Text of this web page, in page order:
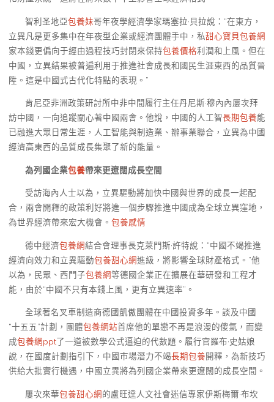
智利圣地亞包養妹哥年夜學經濟學家瑪塞拉·貝拉說：“在東方，
立異凡是更多集中在年夜型企業或經濟團體手中，私甜心寶貝包養網
家本錢更偏向于經由過程技巧封閉來保持包養價格利潤和上風。但在
中國，立異結果被普遍利用于推進社會成長和國民生涯東西的品質晉
陞。這是中國式古代化特點的表現。”
肯尼亞非洲政策研討所中非中間履行主任丹尼斯·穆內內屢次拜
訪中國，一向追蹤關心著中國兩會。他說，中國的人工智長期包養能
已融進大眾日常生涯，人工智能與制造業、辦事業聯合，立異為中國
經濟高東西的品質成長集聚了新的能量。
為列國企業包養帶來更遼闊成長空間
受訪海內人士以為，立異驅動將加快中國與世界的成長一起配
合，兩會開釋的政策利好將進一個步驟推進中國成為全球立異窪地，
為世界經濟帶來宏大機會。 包養感情
德中經濟包養網結合會理事長克萊門斯·許特說：“中國不竭推進
經濟向效力和立異驅動包養甜心網進級，將影響全球財產格式。”他
以為，民眾、西門子包養網等德國企業正在擴展在華研發和工程才
能，由於“中國不只有本錢上風，更有立異速率”。
全球著名叉車制造商德國凱傲團體在中國投資多年。談及中國
“十五五”計劃，團體包養網站首席他的單戀不再是浪漫的傻氣，而變
成包養網ppt了一道被數學公式逼迫的代數題。履行官羅布·史姑娘
說，在國度計劃指引下，中國市場潛力不竭長期包養開釋，為新技巧
供給大批實行機遇，中國立異將為列國企業帶來更遼闊的成長空間。
屢次來華包養甜心網的盧旺達人文社會迷信專家伊斯梅爾·布坎